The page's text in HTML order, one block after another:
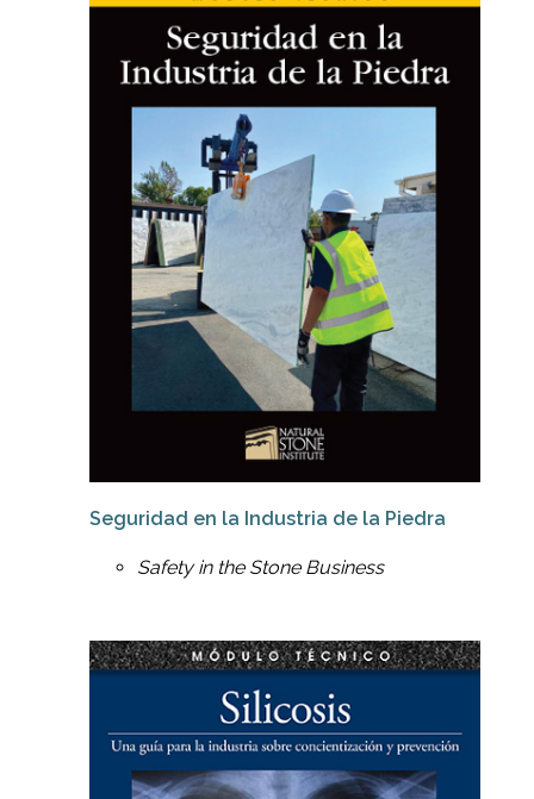
Seguridad en la Industria de la Piedra
Safety in the Stone Business